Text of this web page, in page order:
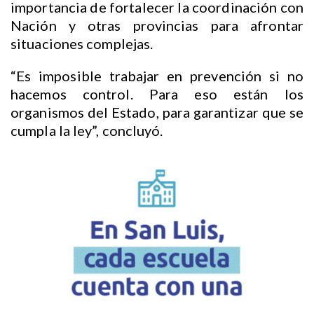
importancia de fortalecer la coordinación con
Nación y otras provincias para afrontar
situaciones complejas.
“Es imposible trabajar en prevención si no
hacemos control. Para eso están los
organismos del Estado, para garantizar que se
cumpla la ley”, concluyó.